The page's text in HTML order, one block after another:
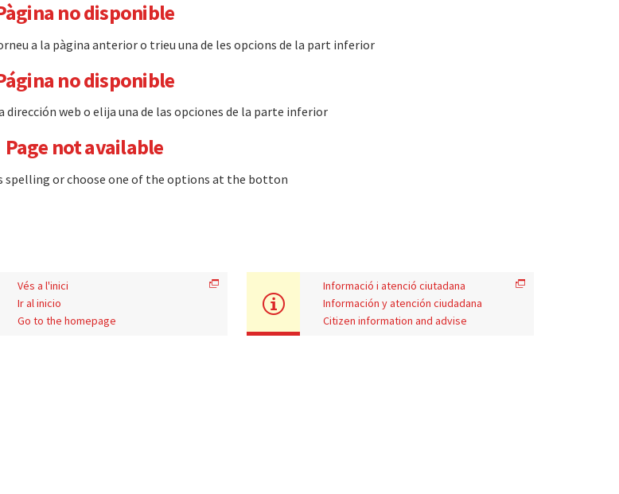
no disponible
a la pàgina anterior o trieu una de les opcions de la part inferior
no disponible
web o elija una de las opciones de la parte inferior
Page not available
spelling or choose one of the options at the botton
Vés a l'inici
Ir al inicio
Go to the homepage
Informació i atenció ciutadana
Información y atención ciudadana
Citizen information and advise